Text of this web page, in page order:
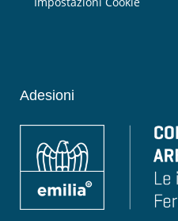
Adesioni